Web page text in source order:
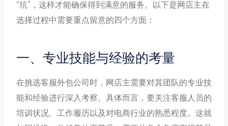
“坑”，这样才能确保得到满意的服务。以下是网店主在
选择过程中需要重点留意的四个方面：
一、专业技能与经验的考量
在挑选客服外包公司时，网店主需要对其团队的专业技
能和经验进行深入考察。具体而言，要关注客服人员的
培训状况、工作履历以及对电商行业的熟悉程度。这就